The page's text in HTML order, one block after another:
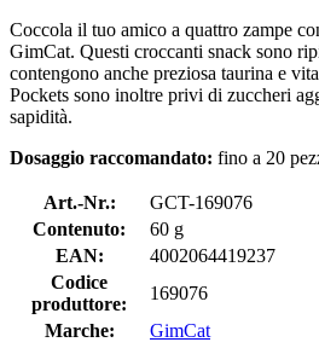
Coccola il tuo amico a quattro zampe
GimCat. Questi croccanti snack sono
contengono anche preziosa taurina e
Pockets sono inoltre privi di zuccheri
sapidità.
Dosaggio raccomandato: fino a 20
Art.-Nr.:
GCT-169076
Contenuto:
60 g
EAN:
4002064419237
Codice
produttore:
169076
Marche:
GimCat